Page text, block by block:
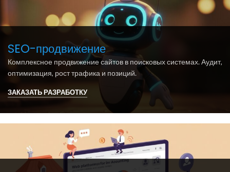
SEO-продвижение
Комплексное продвижение сайтов в поисковых системах. Аудит,
оптимизация, рост трафика и позиций.
ЗАКАЗАТЬ РАЗРАБОТКУ